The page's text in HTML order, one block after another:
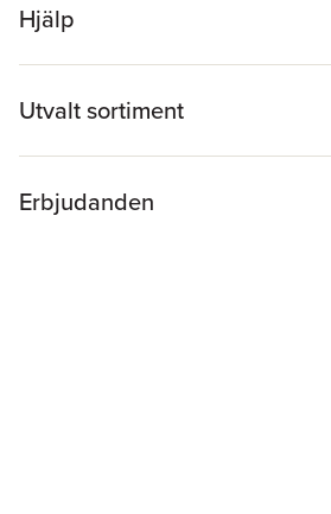
Hjälp
Utvalt sortiment
Erbjudanden